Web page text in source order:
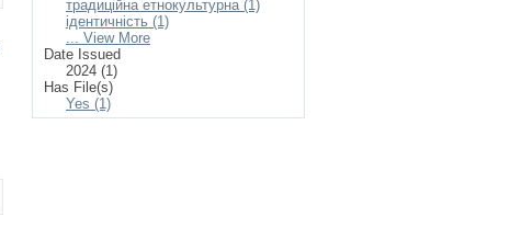
традиційна етнокультурна (1)
ідентичність (1)
... View More
Date Issued
2024 (1)
Has File(s)
Yes (1)